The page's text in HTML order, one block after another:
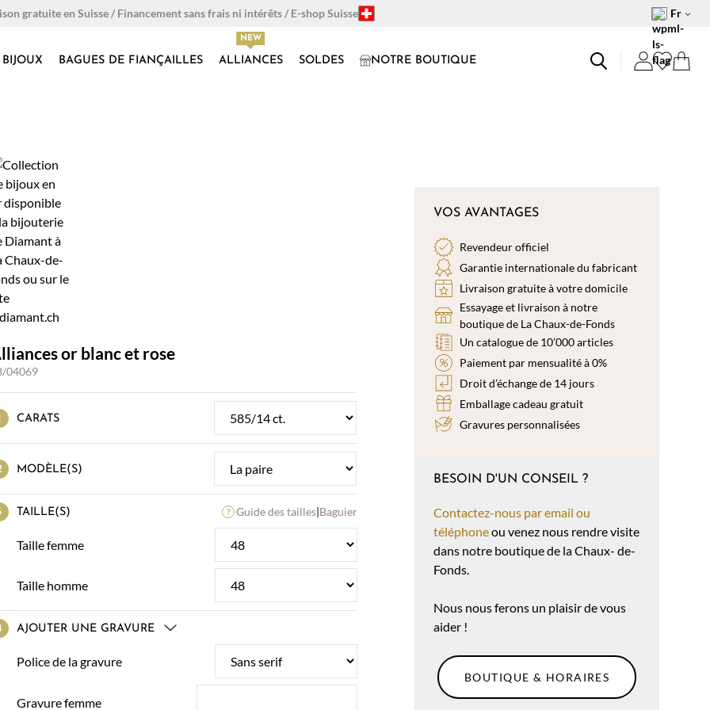
gratuite en Suisse / Financement sans frais ni intérêts / E-shop Suisse Fr
BIJOUX BAGUES DE FIANÇAILLES ALLIANCES SOLDES NOTRE BOUTIQUE
or blanc et rose
04069
CARATS
MODÈLE(S)
TAILLE(S) Guide des tailles Baguier
Taille femme
Taille homme
AJOUTER UNE GRAVURE
Police de la gravure
Gravure femme
VOS AVANTAGES
Revendeur officiel
Garantie internationale du fabricant
Livraison gratuite à votre domicile
Essayage et livraison à notre
boutique de La Chaux-de-Fonds
Un catalogue de 10’000 articles
Paiement par mensualité à 0%
Droit d’échange de 14 jours
Emballage cadeau gratuit
Gravures personnalisées
BESOIN D'UN CONSEIL ?
Contactez-nous par email ou
téléphoneou venez nous rendre visite
dans notre boutique de la Chaux- de-
Fonds.
Nous nous ferons un plaisir de vous
aider !
BOUTIQUE & HORAIRES